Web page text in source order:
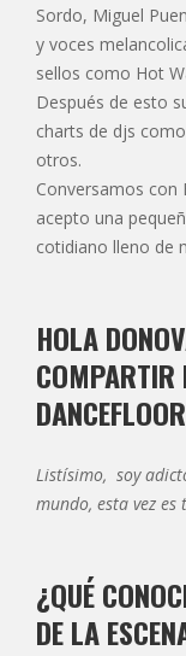
Sordo, Miguel
y voces
sellos como Hot
Después de esto
charts de djs
otros.
Conversamos con
acepto una
cotidiano lleno de
HOLA
COMPARTIR
Listísimo, soy
mundo, esta vez es
¿QUÉ
DE LA